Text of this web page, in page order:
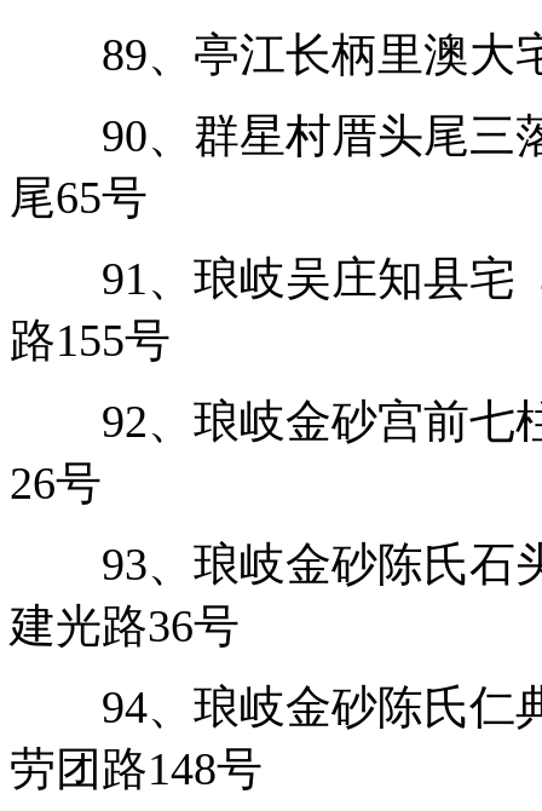
89、亭江长柄里澳大
90、群星村厝头尾三
尾65号
91、琅岐吴庄知县宅
路155号
92、琅岐金砂宫前七
26号
93、琅岐金砂陈氏石
建光路36号
94、琅岐金砂陈氏仁
劳团路148号